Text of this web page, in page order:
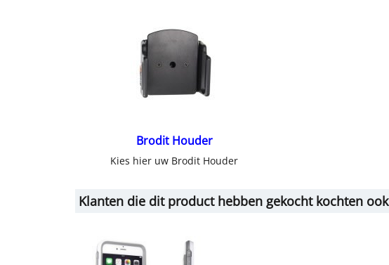
Brodit Houder
Kies hier uw Brodit Houder
Klanten die dit product hebben gekocht kochten ook